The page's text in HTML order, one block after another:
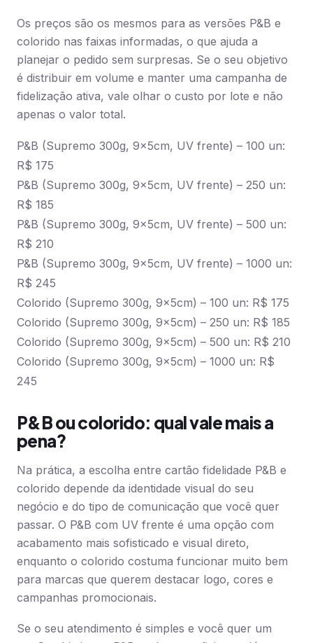
Os preços são os mesmos para as versões P&B e
colorido nas faixas informadas, o que ajuda a
planejar o pedido sem surpresas. Se o seu objetivo
é distribuir em volume e manter uma campanha de
fidelização ativa, vale olhar o custo por lote e não
apenas o valor total.
P&B (Supremo 300g, 9x5cm, UV frente) – 100 un:
R$ 175
P&B (Supremo 300g, 9x5cm, UV frente) – 250 un:
R$ 185
P&B (Supremo 300g, 9x5cm, UV frente) – 500 un:
R$ 210
P&B (Supremo 300g, 9x5cm, UV frente) – 1000 un:
R$ 245
Colorido (Supremo 300g, 9x5cm) – 100 un: R$ 175
Colorido (Supremo 300g, 9x5cm) – 250 un: R$ 185
Colorido (Supremo 300g, 9x5cm) – 500 un: R$ 210
Colorido (Supremo 300g, 9x5cm) – 1000 un: R$
245
P&B ou colorido: qual vale mais a
pena?
Na prática, a escolha entre cartão fidelidade P&B e
colorido depende da identidade visual do seu
negócio e do tipo de comunicação que você quer
passar. O P&B com UV frente é uma opção com
acabamento mais sofisticado e visual direto,
enquanto o colorido costuma funcionar muito bem
para marcas que querem destacar logo, cores e
campanhas promocionais.
Se o seu atendimento é simples e você quer um